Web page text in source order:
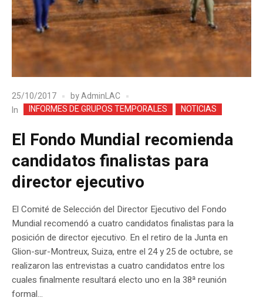
25/10/2017 byAdminLAC
In
INFORMES DE GRUPOS TEMPORALES NOTICIAS
El Fondo Mundial recomienda
candidatos finalistas para
director ejecutivo
El Comité de Selección del Director Ejecutivo del Fondo
Mundial recomendó a cuatro candidatos finalistas para la
posición de director ejecutivo. En el retiro de la Junta en
Glion-sur-Montreux, Suiza, entre el 24 y 25 de octubre, se
realizaron las entrevistas a cuatro candidatos entre los
cuales finalmente resultará electo uno en la 38ª reunión
formal...